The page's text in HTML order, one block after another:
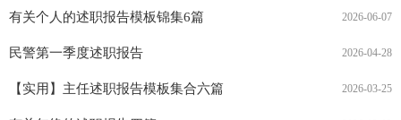
有关个人的述职报告模板锦集6篇 2026-06-07
民警第一季度述职报告 2026-04-28
【实用】主任述职报告模板集合六篇 2026-03-25